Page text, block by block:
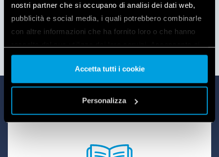
nostri partner che si occupano di analisi dei dati web,
pubblicità e social media, i quali potrebbero combinarle
con altre informazioni che ha fornito loro o che hanno
nostri cookie se continua ad utilizzare il nostro sito web.
Vai alla Cookie Policy completa
Accetta tutti i cookie
Personalizza